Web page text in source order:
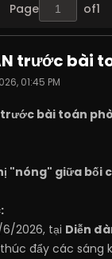
Page of1
trước bài
01:45 PM
trước bài toán
"nóng" giữa bối
2026, tại Diễn
đẩy các sáng